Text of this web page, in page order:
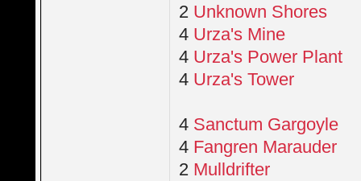
2 Unknown Shores
4 Urza's Mine
4 Urza's Power Plant
4 Urza's Tower
4 Sanctum Gargoyle
4 Fangren Marauder
2 Mulldrifter